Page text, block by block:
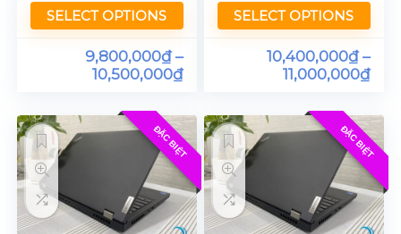
FHD ips
SELECT OPTIONS
9,800,000₫–
10,500,000₫
SSD 256GB 15in
FHD ips
SELECT OPTIONS
10,400,000₫–
11,000,000₫
ĐẶC BIỆT ĐẶC BIỆT